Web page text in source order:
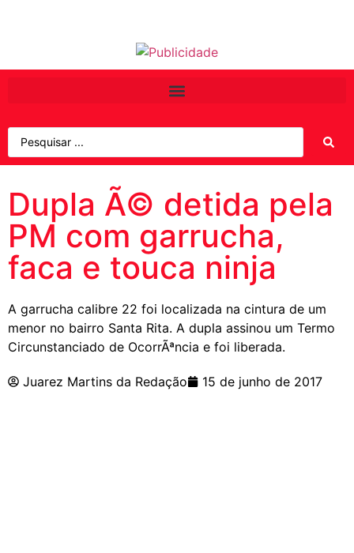
Dupla Ã© detida pela
PM com garrucha,
faca e touca ninja
A garrucha calibre 22 foi localizada na cintura de um
menor no bairro Santa Rita. A dupla assinou um Termo
Circunstanciado de OcorrÃªncia e foi liberada.
Juarez Martins da Redação 15 de junho de 2017